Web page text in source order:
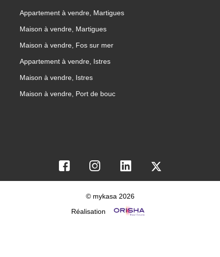
Appartement à vendre, Martigues
Maison à vendre, Martigues
Maison à vendre, Fos sur mer
Appartement à vendre, Istres
Maison à vendre, Istres
Maison à vendre, Port de bouc
© mykasa 2026
Réalisation